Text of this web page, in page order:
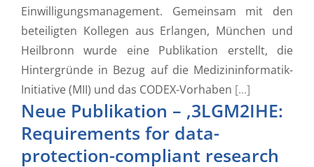
Einwilligungsmanagement. Gemeinsam mit den
beteiligten Kollegen aus Erlangen, München und
Heilbronn wurde eine Publikation erstellt, die
Hintergründe in Bezug auf die Medizininformatik-
Initiative (MII) und das CODEX-Vorhaben [...]
Neue Publikation – ‚3LGM2IHE:
Requirements for data-
protection-compliant research